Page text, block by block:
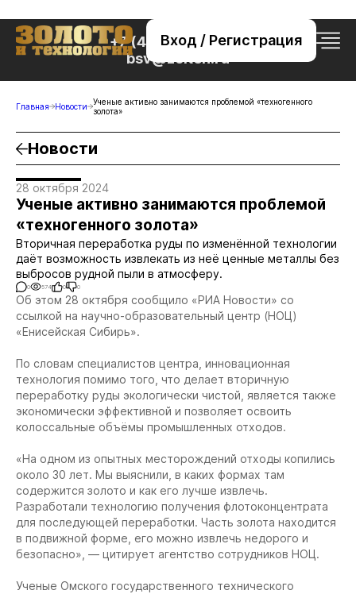
Вход / Регистрация
+7 (495) 221-76-32
bsv@zolteh.ru
Главная Новости
Ученые активно занимаются проблемой «техногенного
золота»
Новости
28 октября 2024
Ученые активно занимаются проблемой
«техногенного золота»
Вторичная переработка руды по изменённой технологии
даёт возможность извлекать из неё ценные металлы без
выбросов рудной пыли в атмосферу.
0 574 0 0
Об этом 28 октября сообщило «РИА Новости» со
ссылкой на научно-образовательный центр (НОЦ)
«Енисейская Сибирь».
По словам специалистов центра, инновационная
технология помимо того, что делает вторичную
переработку руды экологически чистой, является также
экономически эффективной и позволяет освоить
колоссальные объёмы промышленных отходов.
«На одном из опытных месторождений отходы копились
около 30 лет. Мы выяснили, в каких формах там
содержится золото и как его лучше извлечь.
Разработали технологию получения флотоконцентрата
для последующей переработки. Часть золота находится
в подвижной форме, его можно извлечь недорого и
безопасно», — цитирует агентство сотрудников НОЦ.
Ученые Омского государственного технического